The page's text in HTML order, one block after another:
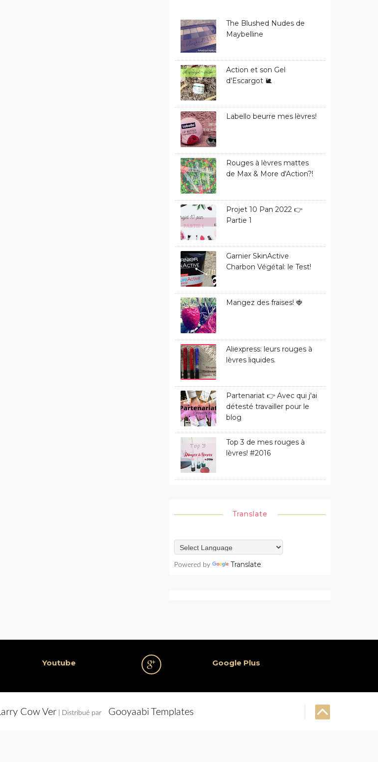
The Blushed Nudes de
Maybelline
Action et son Gel
d'Escargot 🐌
Labello beurre mes lèvres!
Rouges à lèvres mattes
de Max & More d'Action?!
Projet 10 Pan 2022 👉
Partie 1
Garnier SkinActive
Charbon Végétal: le Test!
Mangez des fraises! 🍓
Aliexpress: leurs rouges à
lèvres liquides.
Partenariat 👉 Avec qui j'ai
détesté travailler pour le
blog
Top 3 de mes rouges à
lèvres! #2016
Translate
Powered by Translate
Youtube Google Plus
Larry Cow Ver| Distribué par Gooyaabi Templates